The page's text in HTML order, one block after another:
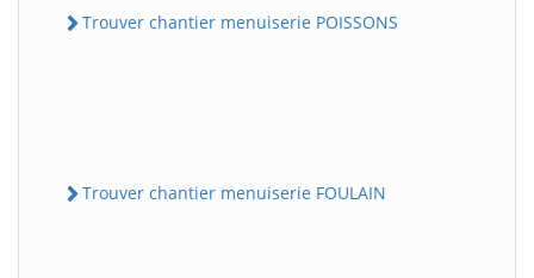
Trouver chantier menuiserie POISSONS
Trouver chantier menuiserie FOULAIN